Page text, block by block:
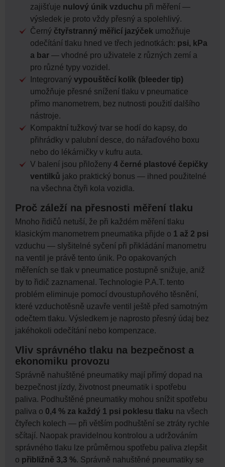
zajišťuje nulový únik vzduchu při měření —
výsledek je proto vždy přesný a spolehlivý.
Černý čtyřstranný měřicí jazýček umožňuje
odečítání tlaku hned ve třech jednotkách: psi, kPa
a bar — vhodné pro uživatele z různých zemí a
pro různé typy vozidel.
Integrovaný vypouštěcí kolík (bleeder tip)
umožňuje přesné snížení tlaku v pneumatice
přímo manometrem, bez nutnosti použití dalšího
nástroje.
Kompaktní tužkový tvar se hodí do kapsy, do
přihrádky v palubní desce, do nářaďového boxu
nebo do lékárničky v kufru auta.
V balení jsou přiloženy 4 černé plastové čepičky
ventilků jako praktický bonus — ihned použitelné
na všechna čtyři kola vozidla.
Proč záleží na přesnosti měření tlaku
Mnoho řidičů netuší, že při každém měření tlaku
klasickým manometrem pneumatika přijde o 1 až 2 psi
vzduchu — slyšitelné syčení při přikládání manometru
na ventil je právě tento únik. Po opakovaných
měřeních se tlak v pneumatice postupně snižuje, aniž
by to řidič zaznamenal. Technologie P.A.T. tento
problém eliminuje pomocí dvoustupňového těsnění,
které vzduchotěsně uzavře ventil ještě před samotným
odečtem tlaku. Výsledkem je naprosto přesný údaj bez
jakéhokoli odečítání nebo kompenzace.
Vliv správného tlaku na bezpečnost a
ekonomiku provozu
Správně nahuštěné pneumatiky mají přímý dopad na
bezpečnost jízdy, životnost pneumatik i spotřebu
paliva. Podhuštěné pneumatiky mohou snížit spotřebu
paliva o 0,4 % za každý 1 psi poklesu tlaku na všech
čtyřech kolech — při větším podhuštění se ztráty rychle
sčítají. Naopak pravidelnou kontrolou a udržováním
správného tlaku lze průměrnou spotřebu paliva zlepšit
o přibližně 3,3 %. Správně nahuštěné pneumatiky se